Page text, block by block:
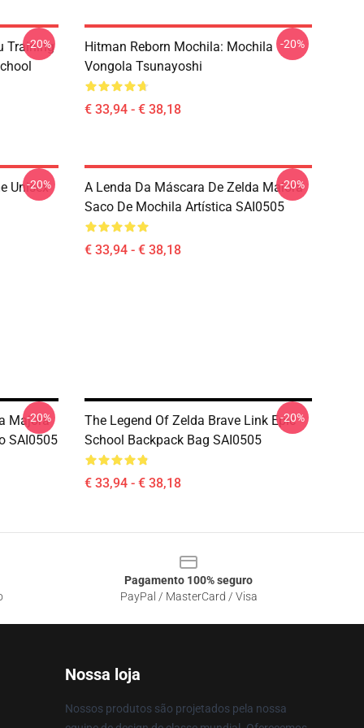
Training
-20%
Hitman Reborn Mochila: Mochila
Vongola Tsunayoshi
€ 33,94 - € 38,18
-20%
Unisex
-20%
A Lenda Da Máscara De Zelda Maiora
Saco De Mochila Artística SAI0505
€ 33,94 - € 38,18
-20%
Majora
SAI0505
-20%
The Legend Of Zelda Brave Link Epic
School Backpack Bag SAI0505
€ 33,94 - € 38,18
-20%
Pagamento 100% seguro
PayPal / MasterCard / Visa
Nossa loja
Nossos produtos são projetados pela nossa